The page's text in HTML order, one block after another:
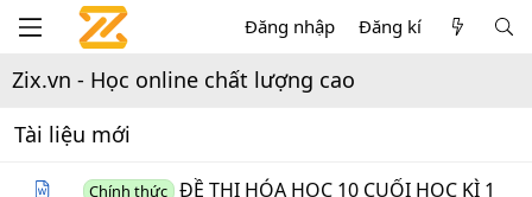
Đăng nhập Đăng kí
Zix.vn - Học online chất lượng cao
Tài liệu mới
Chính thức ĐỀ THI HÓA HỌC 10 CUỐI HỌC KÌ 1